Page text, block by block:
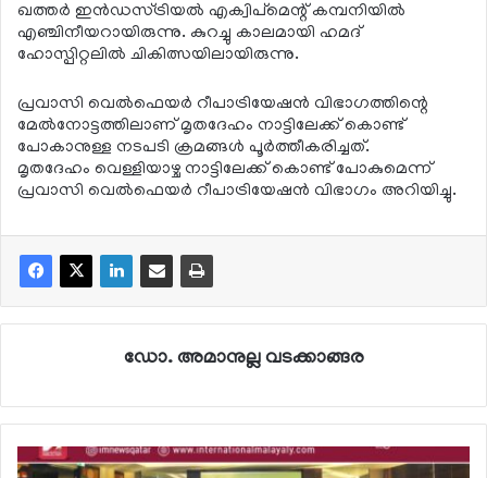
ഖത്തര്‍ ഇന്‍ഡസ്ട്രിയല്‍ എക്വിപ്‌മെന്റ് കമ്പനിയില്‍
എഞ്ചിനീയറായിരുന്നു. കുറച്ചു കാലമായി ഹമദ്
ഹോസ്പിറ്റലില്‍ ചികിത്സയിലായിരുന്നു.
പ്രവാസി വെല്‍ഫെയര്‍ റീപാട്രിയേഷന്‍ വിഭാഗത്തിന്റെ
മേല്‍നോട്ടത്തിലാണ് മൃതദേഹം നാട്ടിലേക്ക് കൊണ്ട്
പോകാനുള്ള നടപടി ക്രമങ്ങള്‍ പൂര്‍ത്തീകരിച്ചത്.
മൃതദേഹം വെള്ളിയാഴ്ച നാട്ടിലേക്ക് കൊണ്ട് പോകുമെന്ന്
പ്രവാസി വെല്‍ഫെയര്‍ റീപാട്രിയേഷന്‍ വിഭാഗം അറിയിച്ചു.
ഡോ. അമാനുല്ല വടക്കാങ്ങര